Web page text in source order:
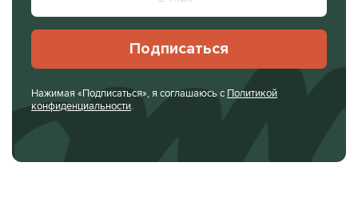
Подписаться
Нажимая «Подписаться», я соглашаюсь с Политикой
конфиденциальности.